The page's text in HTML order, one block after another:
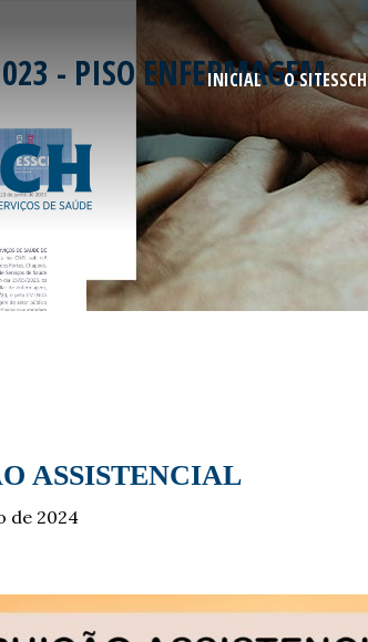
INICIAL O SITESSCH
- PISO ENFERMAGEM
ASSISTENCIAL
de 2024